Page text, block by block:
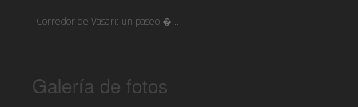
Corredor de Vasari: un paseo �...
Galería de fotos